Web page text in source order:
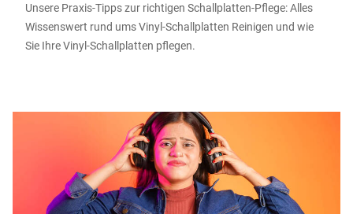
Unsere Praxis-Tipps zur richtigen Schallplatten-Pflege: Alles
Wissenswert rund ums Vinyl-Schallplatten Reinigen und wie
Sie Ihre Vinyl-Schallplatten pflegen.